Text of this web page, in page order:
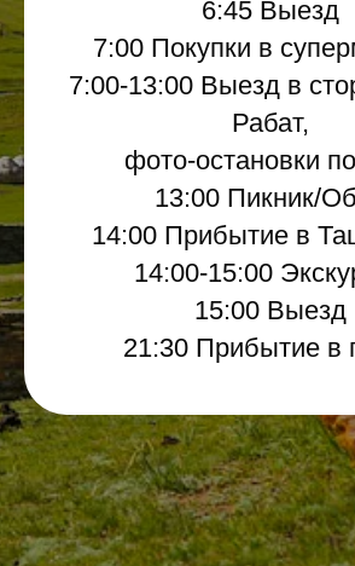
6:45 Выезд
7:00 Покупки в
7:00-13:00 Выезд в
Рабат,
фото-остановки
13:00 Пикник/
14:00 Прибытие в
14:00-15:00
15:00 Выезд
21:30 Прибытие в